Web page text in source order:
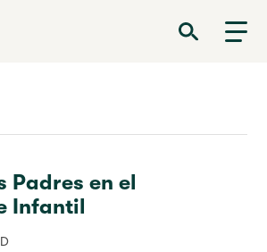
el Desarrollo de la Primera Infancia
Padres en el
Infantil